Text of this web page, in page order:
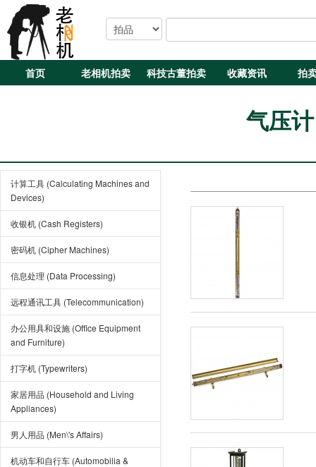
首页 老相机拍卖 科技古董拍卖 收藏资讯 拍
气压
计算工具 (Calculating Machines and
Devices)
收银机 (Cash Registers)
密码机 (Cipher Machines)
信息处理 (Data Processing)
远程通讯工具 (Telecommunication)
办公用具和设施 (Office Equipment
and Furniture)
打字机 (Typewriters)
家居用品 (Household and Living
Appliances)
男人用品 (Men\'s Affairs)
机动车和自行车 (Automobilia &